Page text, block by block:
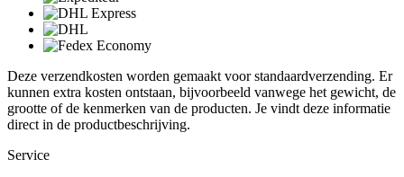
Deze verzendkosten worden gemaakt voor standaardverzending. Er
kunnen extra kosten ontstaan, bijvoorbeeld vanwege het gewicht, de
grootte of de kenmerken van de producten. Je vindt deze informatie
direct in de productbeschrijving.
Service